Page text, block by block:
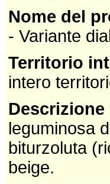
Nome del
- Variante
Territorio
intero
leguminosa
biturzoluta
beige.